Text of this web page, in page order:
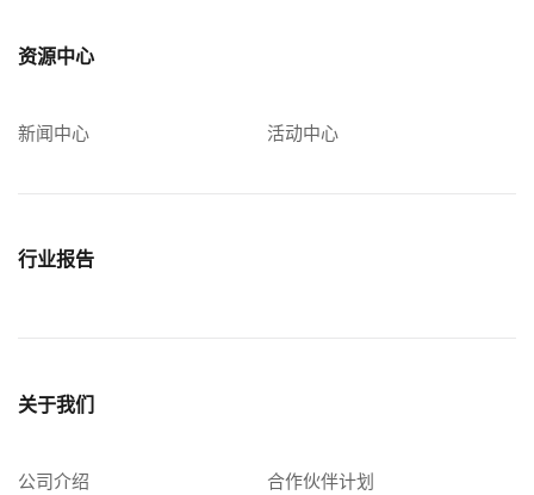
资源中心
新闻中心 活动中心
行业报告
关于我们
公司介绍 合作伙伴计划